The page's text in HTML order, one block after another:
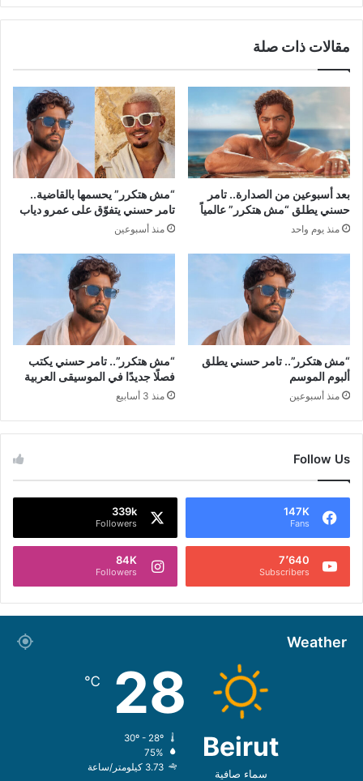
مقالات ذات صلة
بعد أسبوعين من الصدارة.. تامر
حسني يطلق “مش هتكرر” عالمياً
منذ يوم واحد
“مش هتكرر” يحسمها بالقاضية..
تامر حسني يتفوّق على عمرو دياب
منذ أسبوعين
“مش هتكرر”.. تامر حسني يطلق
ألبوم الموسم
منذ أسبوعين
“مش هتكرر”.. تامر حسني يكتب
فصلًا جديدًا في الموسيقى العربية
منذ 3 أسابيع
Follow Us
147K
Fans
339k
Followers
7٬640
Subscribers
84K
Followers
Weather
Beirut
سماء صافية
28
℃
75%
3.73 كيلومتر/ساعة